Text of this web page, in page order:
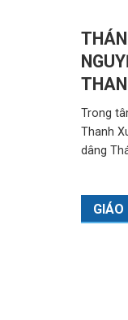
Trong
Thanh
dâng
GIÁO